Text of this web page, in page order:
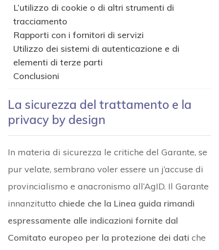
L’utilizzo di cookie o di altri strumenti di
tracciamento
Rapporti con i fornitori di servizi
Utilizzo dei sistemi di autenticazione e di
elementi di terze parti
Conclusioni
La sicurezza del trattamento e la
privacy by design
In materia di sicurezza le critiche del Garante, se
pur velate, sembrano voler essere un j’accuse di
provincialismo e anacronismo all’AgID. Il Garante
innanzitutto chiede che la Linea guida rimandi
espressamente alle indicazioni fornite dal
Comitato europeo per la protezione dei dati che